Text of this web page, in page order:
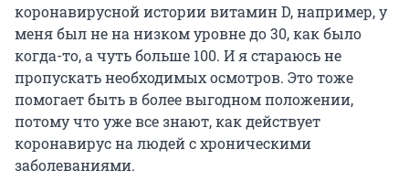
коронавирусной истории витамин D, например, у
меня был не на низком уровне до 30, как было
когда-то, а чуть больше 100. И я стараюсь не
пропускать необходимых осмотров. Это тоже
помогает быть в более выгодном положении,
потому что уже все знают, как действует
коронавирус на людей с хроническими
заболеваниями.